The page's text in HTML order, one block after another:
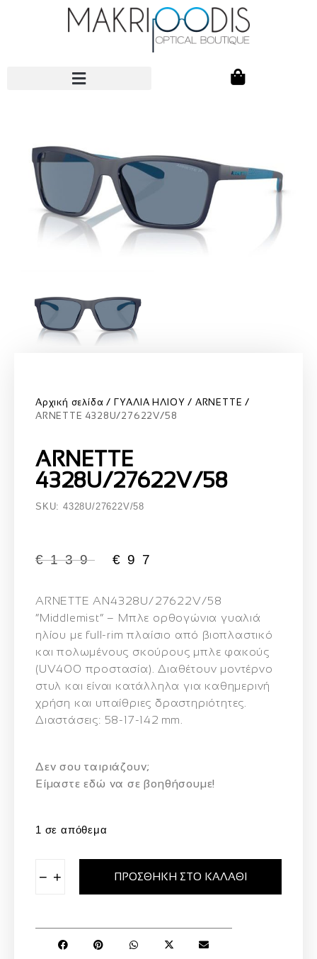
Αρχική σελίδα ΓΥΑΛΙΑ ΗΛΙΟΥ
ARNETTE
ARNETTE 4328U/27622V/58
ARNETTE
4328U/27622V/58
SKU: 4328U/27622V/58
€139 € 97
ARNETTE AN4328U/27622V/58
“Middlemist” – Μπλε ορθογώνια γυαλιά
ηλίου με full-rim πλαίσιο από βιοπλαστικό
και πολωμένους σκούρους μπλε φακούς
(UV400 προστασία). Διαθέτουν μοντέρνο
στυλ και είναι κατάλληλα για καθημερινή
χρήση και υπαίθριες δραστηριότητες.
Διαστάσεις: 58-17-142 mm.
Δεν σου ταιριάζουν;
Eίμαστε εδώ να σε βοηθήσουμε!
1 σε απόθεμα
− + ΠΡΟΣΘΉΚΗ ΣΤΟ ΚΑΛΆΘΙ